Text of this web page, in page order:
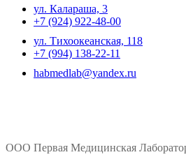
ул. ​Калараша, 3
+7 (924) 922-48-00
ул. ​Тихоокеанская, 118
+7 (994) 138-22-11
habmedlab@yandex.ru
ООО Первая Медицинская